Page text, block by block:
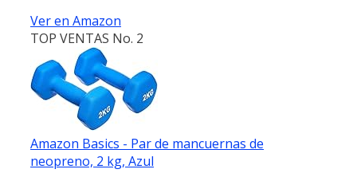
Ver en Amazon
TOP VENTAS No. 2
Amazon Basics - Par de mancuernas de
neopreno, 2 kg, Azul